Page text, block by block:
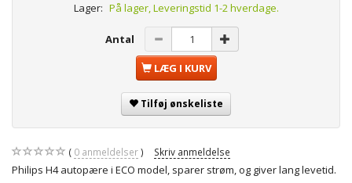
Lager: På lager, Leveringstid 1-2 hverdage.
Antal
LÆG I KURV
Tilføj ønskeliste
0 anmeldelser Skriv anmeldelse
Philips H4 autopære i ECO model, sparer strøm, og giver lang levetid.